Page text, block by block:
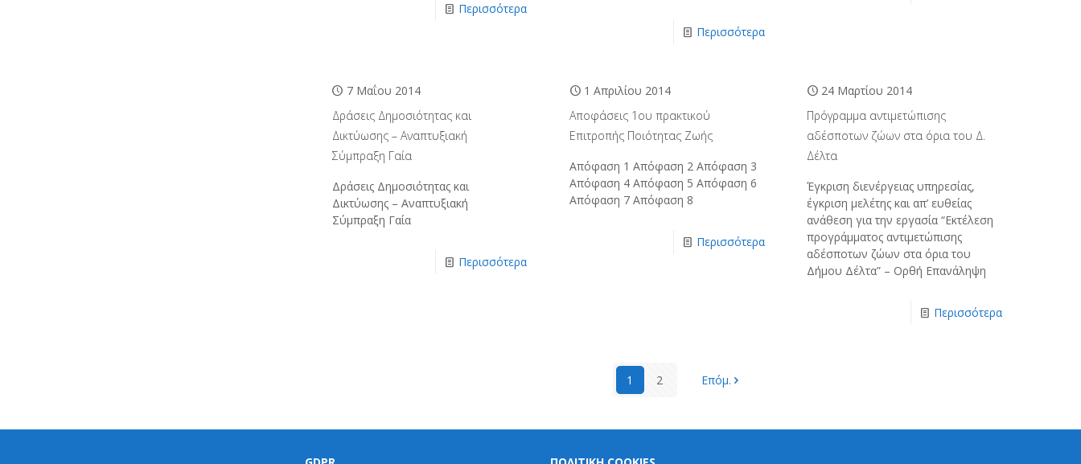
Περισσότερα
Περισσότερα
7 Μαΐου 2014
Δράσεις Δημοσιότητας και
Δικτύωσης – Αναπτυξιακή
Σύμπραξη Γαία
Δράσεις Δημοσιότητας και
Δικτύωσης – Αναπτυξιακή
Σύμπραξη Γαία
Περισσότερα
1 Απριλίου 2014
Απoφάσεις 1ου πρακτικού
Επιτροπής Ποιότητας Ζωής
Απόφαση 1 Απόφαση 2 Απόφαση 3
Απόφαση 4 Απόφαση 5 Απόφαση 6
Απόφαση 7 Απόφαση 8
Περισσότερα
24 Μαρτίου 2014
Πρόγραμμα αντιμετώπισης
αδέσποτων ζώων στα όρια του Δ.
Δέλτα
Έγκριση διενέργειας υπηρεσίας,
έγκριση μελέτης και απ’ ευθείας
ανάθεση για την εργασία “Εκτέλεση
προγράμματος αντιμετώπισης
αδέσποτων ζώων στα όρια του
Δήμου Δέλτα” – Ορθή Επανάληψη
Περισσότερα
1 2 Επόμ.